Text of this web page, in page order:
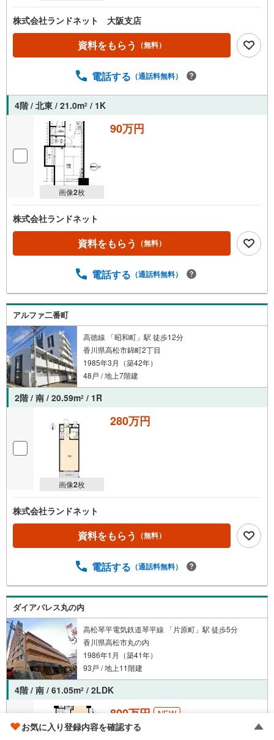
株式会社ランドネット 大阪支店
資料をもらう （無料）
電話する （通話料無料）
4階 / 北東 / 21.0m2 / 1K
画像2枚
90万円
株式会社ランドネット
資料をもらう （無料）
電話する （通話料無料）
アルファ二番町
高徳線 「昭和町」駅 徒歩12分
香川県高松市錦町2丁目
1985年3月（築42年）
48戸 / 地上7階建
2階 / 南 / 20.59m2 / 1R
画像2枚
280万円
株式会社ランドネット
資料をもらう （無料）
電話する （通話料無料）
ダイアパレス丸の内
高松琴平電気鉄道琴平線 「片原町」駅 徒歩5分
香川県高松市丸の内
1986年1月（築41年）
93戸 / 地上11階建
4階 / 南 / 61.05m2 / 2LDK
800万円 NEW
お気に入り登録内容を確認する